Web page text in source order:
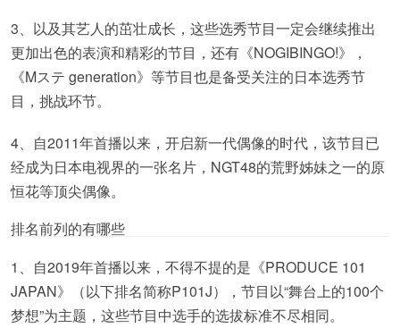
3、以及其艺人的茁壮成长，这些选秀节目一定会继续推出
更加出色的表演和精彩的节目，还有《NOGIBINGO!》，
《Mステ generation》等节目也是备受关注的日本选秀节
目，挑战环节。
4、自2011年首播以来，开启新一代偶像的时代，该节目已
经成为日本电视界的一张名片，NGT48的荒野姊妹之一的原
恒花等顶尖偶像。
排名前列的有哪些
1、自2019年首播以来，不得不提的是《PRODUCE 101
JAPAN》（以下排名简称P101J），节目以“舞台上的100个
梦想”为主题，这些节目中选手的选拔标准不尽相同。